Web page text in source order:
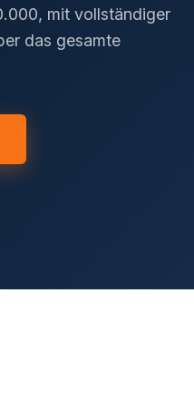
mit vollständiger
das gesamte